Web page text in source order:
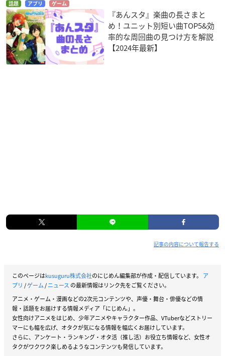
話題 アプリ ゲーム
『あんスタ』楽曲の長さまと
め！ユニット別短い曲TOP5&効
率的な周回曲の見つけ方を解説
【2024年最新】
記事の内容について報告する
このページはkusuguru株式会社のにじめん編集部が作成・配信しています。 ア
プリ /ゲーム/ニュース の最新情報はリンク先をご覧ください。
アニメ・ゲーム・漫画などの2次元コンテンツや、声優・舞台・俳優などの情
報・話題をお届けする情報メディア「にじめん」。
女性向けアニメをはじめ、少年アニメやキャラクター作品、VTuberなどストリー
マーにも幅を広げ、オタクが気になる情報を幅広くお届けしています。
さらに、アンケート・ランキング・オタ活（推し活）お役立ち情報など、女性オ
タクがワクワク楽しめるようなコンテンツも発信しています。